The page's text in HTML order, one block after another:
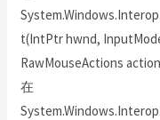
t(IntPtr hwnd,
RawMouseActions
在